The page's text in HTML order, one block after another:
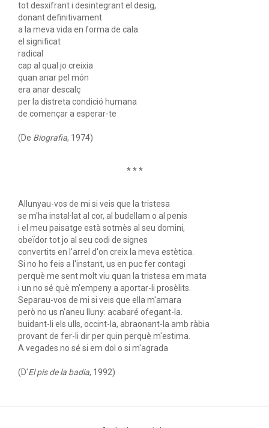
tot desxifrant i desintegrant el desig,
donant definitivament
a la meva vida en forma de cala
el significat
radical
cap al qual jo creixia
quan anar pel món
era anar descalç
per la distreta condició humana
de començar a esperar-te
(De Biografia, 1974)
* * *
Allunyau-vos de mi si veis que la tristesa
se m'ha instal·lat al cor, al budellam o al penis
i el meu paisatge està sotmès al seu domini,
obeïdor tot jo al seu codi de signes
convertits en l'arrel d'on creix la meva estètica.
Si no ho feis a l'instant, us en puc fer contagi
perquè me sent molt viu quan la tristesa em mata
i un no sé què m’empeny a aportar-li prosèlits.
Separau-vos de mi si veis que ella m'amara
però no us n'aneu lluny: acabaré ofegant-la.
buidant-li els ulls, occint-la, abraonant-la amb ràbia
provant de fer-li dir per quin perquè m'estima.
A vegades no sé si em dol o si m'agrada
(D'El pis de la badia, 1992)